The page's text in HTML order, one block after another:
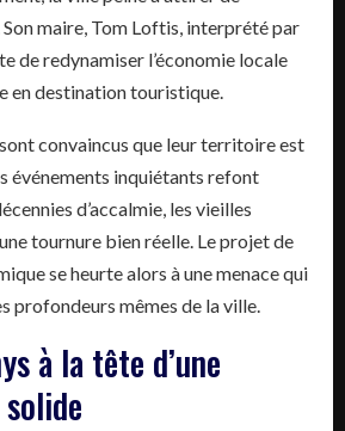
maire, Tom Loftis, interprété par
de redynamiser l’économie locale
en destination touristique.
convaincus que leur territoire est
événements inquiétants refont
d’accalmie, les vieilles
tournure bien réelle. Le projet de
se heurte alors à une menace qui
profondeurs mêmes de la ville.
à la tête d’une